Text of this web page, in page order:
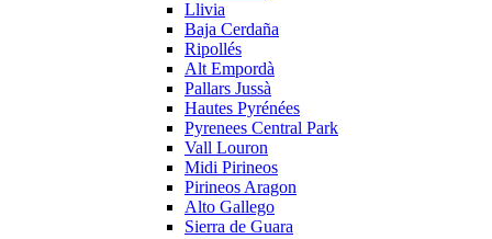
Llivia
Baja Cerdaña
Ripollés
Alt Empordà
Pallars Jussà
Hautes Pyrénées
Pyrenees Central Park
Vall Louron
Midi Pirineos
Pirineos Aragon
Alto Gallego
Sierra de Guara